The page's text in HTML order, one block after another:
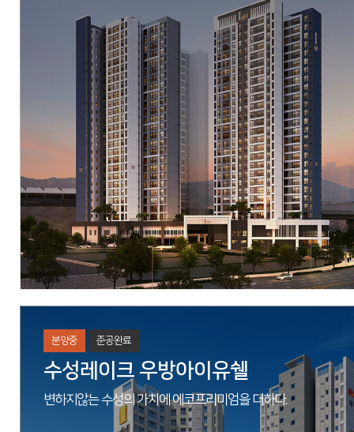
분양중 준공완료
수성레이크 우방아이유쉘
변하지않는 수성의 가치에 에코프리미엄을 더하다.